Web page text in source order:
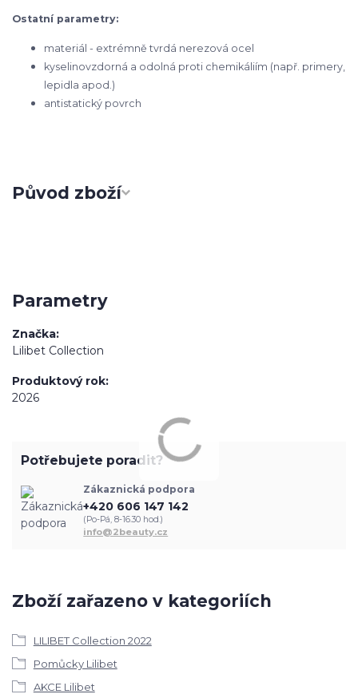
Ostatní parametry:
materiál - extrémně tvrdá nerezová ocel
kyselinovzdorná a odolná proti chemikáliím (např. primery,
lepidla apod.)
antistatický povrch
Původ zboží
Parametry
Značka
Lilibet Collection
Produktový rok
2026
Zboží zařazeno v kategoriích
LILIBET Collection 2022
Pomůcky Lilibet
AKCE Lilibet
Potřebujete poradit?
Zákaznická podpora
+420 606 147 142
(Po-Pá, 8-16.30 hod.)
info@2beauty.cz